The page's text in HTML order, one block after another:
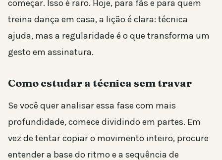
começar. Isso é raro. Hoje, para fãs e para quem
treina dança em casa, a lição é clara: técnica
ajuda, mas a regularidade é o que transforma um
gesto em assinatura.
Como estudar a técnica sem travar
Se você quer analisar essa fase com mais
profundidade, comece dividindo em partes. Em
vez de tentar copiar o movimento inteiro, procure
entender a base do ritmo e a sequência de